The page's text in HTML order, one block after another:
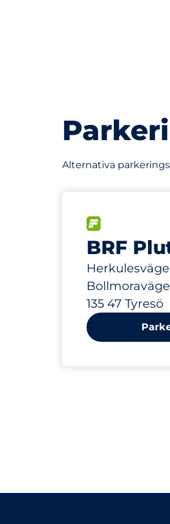
Alternativa
BRF
135 47 Tyresö
481 m